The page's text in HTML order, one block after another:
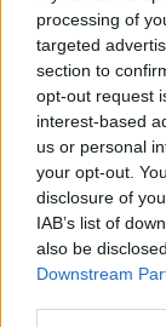
processing of
targeted
section to
opt-out request
interest-based
us or personal
your opt-out.
disclosure of
IAB’s list of
also be
Downstream
Continua
FITNESS